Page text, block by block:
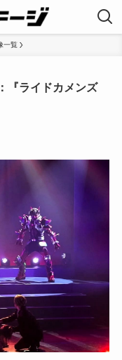
一覧
『ライドカメンズ